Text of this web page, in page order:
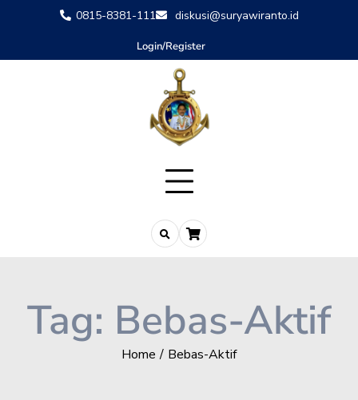
0815-8381-111 diskusi@suryawiranto.id
Login/Register
Tag: Bebas-Aktif
Home Bebas-Aktif